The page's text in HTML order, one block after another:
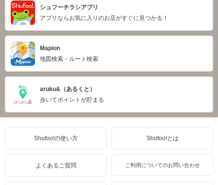
シュフーチラシアプリ
アプリならお気に入りのお店がすぐに見つかる！
Mapion
地図検索・ルート検索
aruku&（あるくと）
歩いてポイントが貯まる
Shufoo!の使い方 Shufoo!とは
よくあるご質問 ご利用についてのお問い合わせ